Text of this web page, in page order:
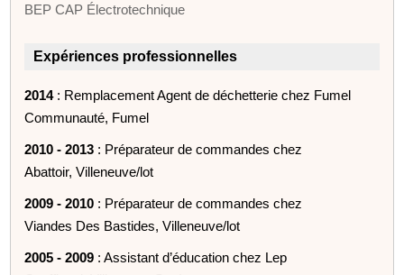
BEP CAP Électrotechnique
Expériences professionnelles
2014: Remplacement Agent de déchetterie chez Fumel
Communauté, Fumel
2010 - 2013 : Préparateur de commandes chez
Abattoir, Villeneuve/lot
2009 - 2010 : Préparateur de commandes chez
Viandes Des Bastides, Villeneuve/lot
2005 - 2009 : Assistant d’éducation chez Lep